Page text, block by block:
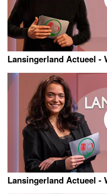
Lansingerland Actueel -
Lansingerland Actueel -